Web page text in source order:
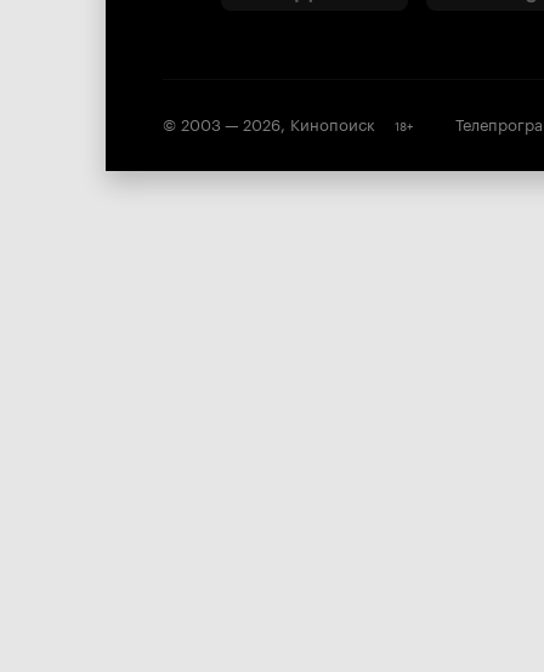
© 2003 — 2026, Кинопоиск 18+